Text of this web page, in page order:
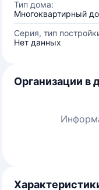
Тип дома:
Многоквартирный
Серия, тип
Нет данных
Организации в